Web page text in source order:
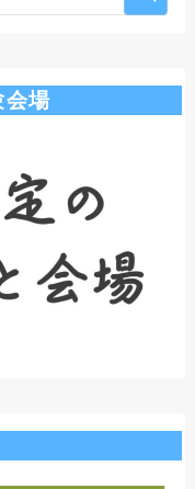
会場